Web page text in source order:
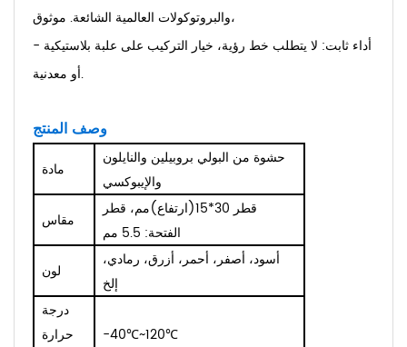
والبروتوكولات العالمية الشائعة. موثوق،
- أداء ثابت: لا يتطلب خط رؤية، خيار التركيب على علبة بلاستيكية
أو معدنية.
وصف المنتج
مادة
حشوة من البولي بروبيلين والنايلون
والإيبوكسي
مقاس
قطر 30*15(ارتفاع)مم، قطر
الفتحة: 5.5 مم
لون
أسود، أصفر، أحمر، أزرق، رمادي،
إلخ
درجة
حرارة
-40℃~120℃